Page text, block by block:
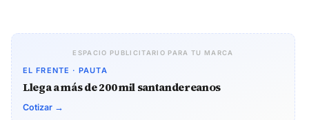
ESPACIO PUBLICITARIO PARA TU MARCA
EL FRENTE · PAUTA
Llega a más de 200 mil santandereanos
Cotizar →